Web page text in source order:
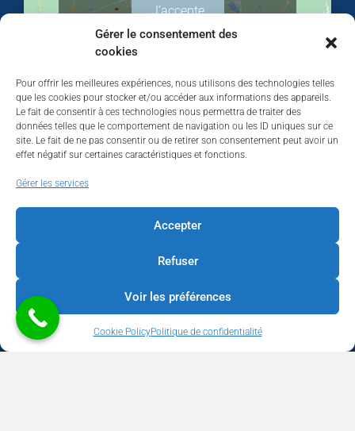
Gérer le consentement des
cookies
Pour offrir les meilleures expériences, nous utilisons des technologies telles
que les cookies pour stocker et/ou accéder aux informations des appareils.
Le fait de consentir à ces technologies nous permettra de traiter des
données telles que le comportement de navigation ou les ID uniques sur ce
site. Le fait de ne pas consentir ou de retirer son consentement peut avoir un
effet négatif sur certaines caractéristiques et fonctions.
Gérer les services
Accepter
Refuser
Voir les préférences
Cookie PolicyPolitique de confidentialité
J’accepte
LES BÂTISSEURS DE LIÈGE
Par le Walhardent